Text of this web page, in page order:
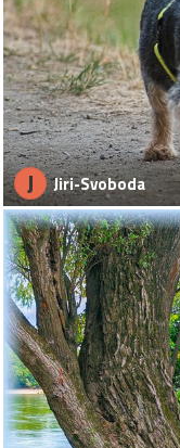
J Jiri-Svoboda